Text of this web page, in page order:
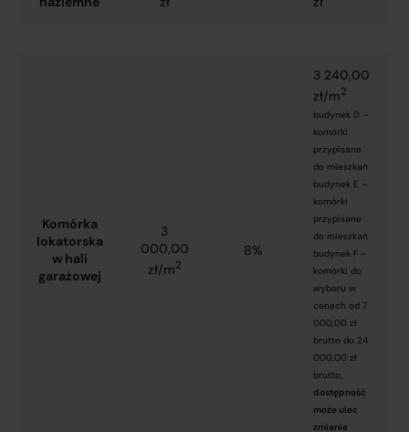
Komórka
lokatorska
w hali
garażowej
3
000,00
zł/m2
8%
3 240,00
zł/m2
budynek D –
komórki
przypisane
do mieszkań
budynek E –
komórki
przypisane
do mieszkań
budynek F –
komórki do
wyboru w
cenach od 7
000,00 zł
brutto do 24
000,00 zł
brutto,
dostępność
może ulec
zmianie